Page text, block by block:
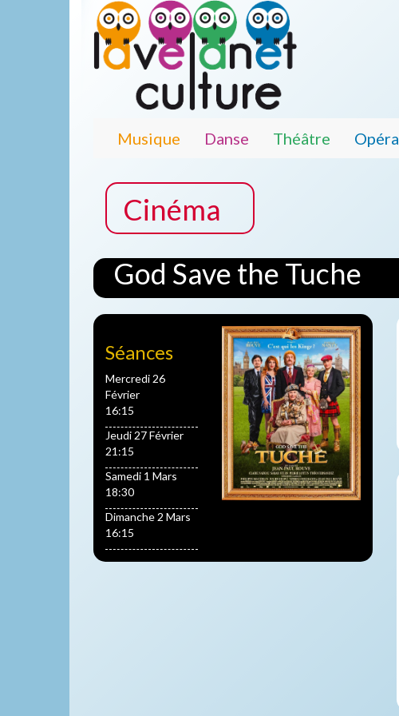
Musique Danse Théâtre Opéra
Cinéma
God Save the Tuche
Séances
Mercredi 26
Février
16:15
Jeudi 27 Février
21:15
Samedi 1 Mars
18:30
Dimanche 2 Mars
16:15